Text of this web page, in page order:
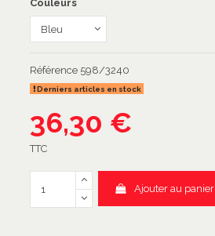
Couleurs
Référence 598/3240
Derniers articles en stock
36,30 €
TTC
Ajouter au panier